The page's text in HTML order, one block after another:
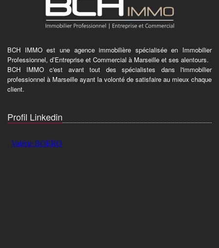
BCH IMMO est une agence immobilière spécialisée en Immobilier
Professionnel, d’Entreprise et Commercial à Marseille et ses alentours.
BCH IMMO c'est avant tout des spécialistes dans l'immobilier
professionnel à Marseille ayant la volonté de satisfaire au mieux chaque
client.
Profil Linkedin